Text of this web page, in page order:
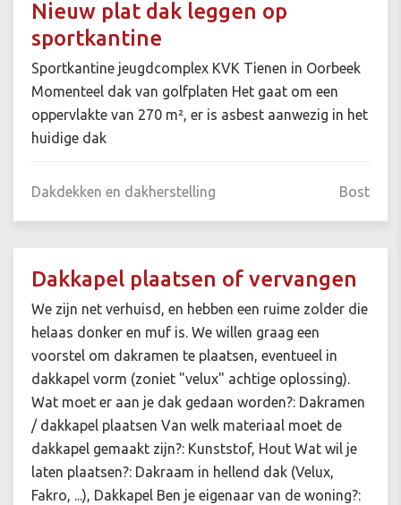
Nieuw plat dak leggen op
sportkantine
Sportkantine jeugdcomplex KVK Tienen in Oorbeek
Momenteel dak van golfplaten Het gaat om een
oppervlakte van 270 m², er is asbest aanwezig in het
huidige dak
Dakdekken en dakherstelling Bost
Dakkapel plaatsen of vervangen
We zijn net verhuisd, en hebben een ruime zolder die
helaas donker en muf is. We willen graag een
voorstel om dakramen te plaatsen, eventueel in
dakkapel vorm (zoniet "velux" achtige oplossing).
Wat moet er aan je dak gedaan worden?: Dakramen
/ dakkapel plaatsen Van welk materiaal moet de
dakkapel gemaakt zijn?: Kunststof, Hout Wat wil je
laten plaatsen?: Dakraam in hellend dak (Velux,
Fakro, ...), Dakkapel Ben je eigenaar van de woning?: